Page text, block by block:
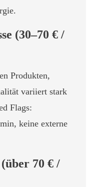
(30–70 € /
Produkten,
variiert stark
Flags:
keine externe
70 € /